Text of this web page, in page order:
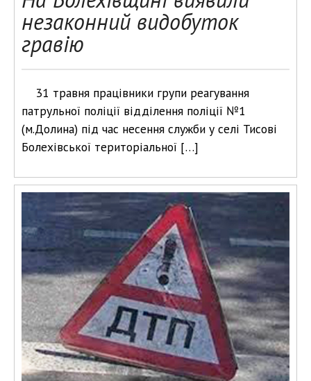
незаконний видобуток
гравію
31 травня працівники групи реагування
патрульної поліції відділення поліції №1
(м.Долина) під час несення служби у селі Тисові
Болехівської територіальної […]